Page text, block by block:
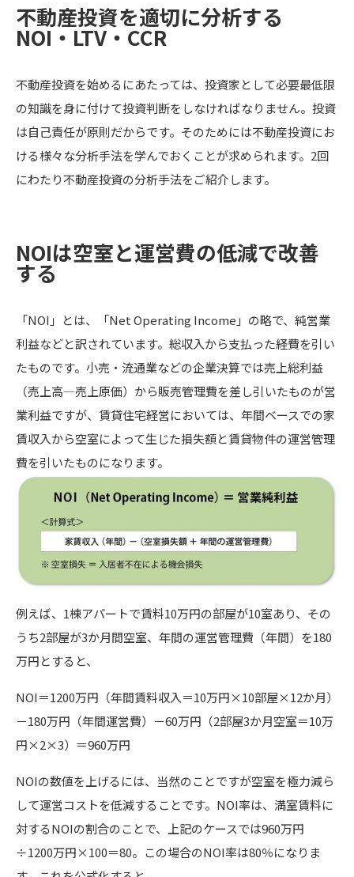
不動産投資を適切に分析する
NOI・LTV・CCR
不動産投資を始めるにあたっては、投資家として必要最低限
の知識を身に付けて投資判断をしなければなりません。投資
は自己責任が原則だからです。そのためには不動産投資にお
ける様々な分析手法を学んでおくことが求められます。2回
にわたり不動産投資の分析手法をご紹介します。
NOIは空室と運営費の低減で改善
する
「NOI」とは、「Net Operating Income」の略で、純営業
利益などと訳されています。総収入から支払った経費を引い
たものです。小売・流通業などの企業決算では売上総利益
（売上高―売上原価）から販売管理費を差し引いたものが営
業利益ですが、賃貸住宅経営においては、年間ベースでの家
賃収入から空室によって生じた損失額と賃貸物件の運営管理
費を引いたものになります。
例えば、1棟アパートで賃料10万円の部屋が10室あり、その
うち2部屋が3か月間空室、年間の運営管理費（年間）を180
万円とすると、
NOI＝1200万円（年間賃料収入＝10万円×10部屋×12か月）
－180万円（年間運営費）－60万円（2部屋3か月空室＝10万
円×2×3）＝960万円
NOIの数値を上げるには、当然のことですが空室を極力減ら
して運営コストを低減することです。NOI率は、満室賃料に
対するNOIの割合のことで、上記のケースでは960万円
÷1200万円×100＝80。この場合のNOI率は80％になりま